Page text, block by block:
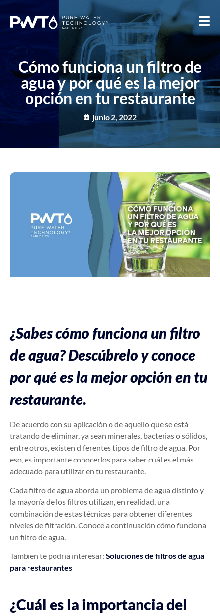
Cómo funciona un filtro de
agua y por qué es la mejor
opción en tu restaurante
junio 2, 2022
¿Sabes cómo funciona un filtro
de agua? Descúbrelo y conoce
por qué es la mejor opción en tu
restaurante.
De acuerdo con su aplicación o de aquello que se está
tratando de eliminar, ya sean minerales, bacterias o sólidos,
entre otros, existen diferentes tipos de filtro de agua. Por
eso, es importante conocerlos para saber cuál es el más
adecuado para utilizar en tu restaurante.
Cada filtro de agua aborda un problema de agua distinto y
la mayoría de los filtros utilizan, en realidad, una
combinación de estas técnicas para obtener diferentes
niveles de filtración. Conoce a continuación cómo funciona
un filtro de agua.
También te podría interesar: Soluciones de filtros de agua
para restaurantes
¿Cuál es la importancia del